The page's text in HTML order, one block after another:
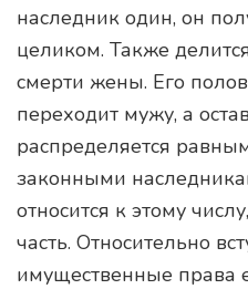
наследник один, он
целиком. Также
смерти жены. Его
переходит мужу, а
распределяется
законными
относится к этому
часть. Относительно
имущественные права